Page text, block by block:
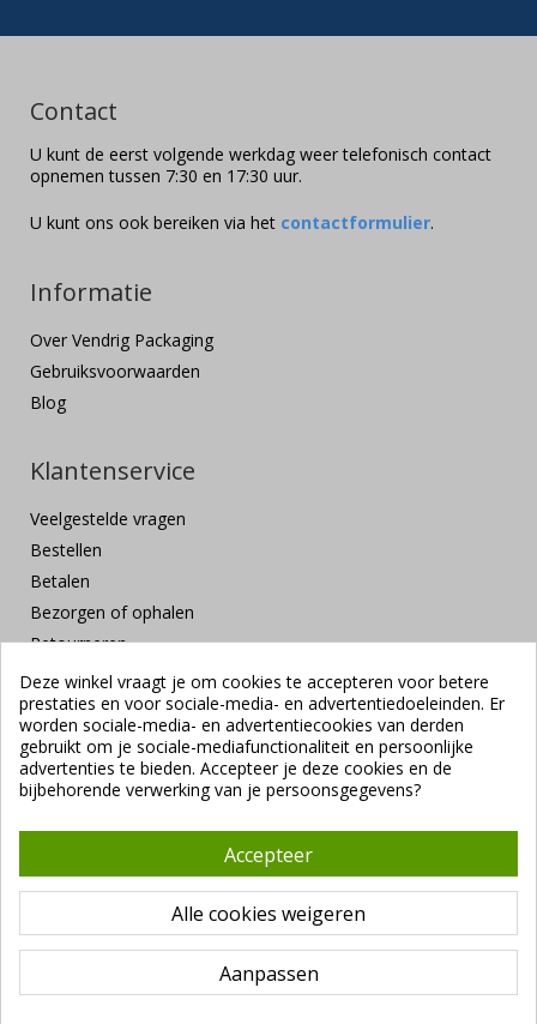
Contact
U kunt de eerst volgende werkdag weer telefonisch contact
opnemen tussen 7:30 en 17:30 uur.
U kunt ons ook bereiken via het contactformulier.
Informatie
Over Vendrig Packaging
Gebruiksvoorwaarden
Blog
Klantenservice
Veelgestelde vragen
Bestellen
Betalen
Bezorgen of ophalen
Retourneren
Klachten en suggesties
Contact
Veilig betalen
Vendrig Packaging B.V.1941 - 2026 |
voorwaarden|VUNL branchevoorwaarden|Privacybeleid
Deze winkel vraagt je om cookies te accepteren voor betere
prestaties en voor sociale-media- en advertentiedoeleinden. Er
worden sociale-media- en advertentiecookies van derden
gebruikt om je sociale-mediafunctionaliteit en persoonlijke
advertenties te bieden. Accepteer je deze cookies en de
bijbehorende verwerking van je persoonsgegevens?
Accepteer
Alle cookies weigeren
Aanpassen